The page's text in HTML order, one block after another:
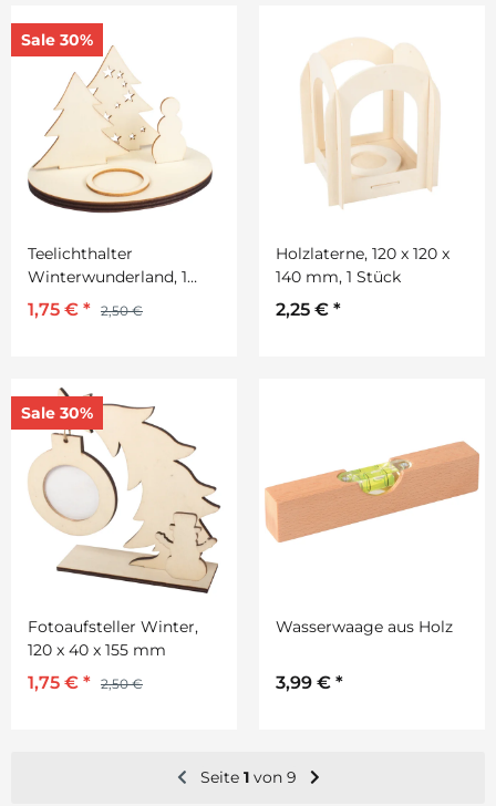
Sale 30%
Teelichthalter
Winterwunderland, 1
Stück
1,75 € * 2,50 €
Holzlaterne, 120 x 120 x
140 mm, 1 Stück
2,25 € *
Sale 30%
Fotoaufsteller Winter,
120 x 40 x 155 mm
1,75 € * 2,50 €
Wasserwaage aus Holz
3,99 € *
Seite 1von 9